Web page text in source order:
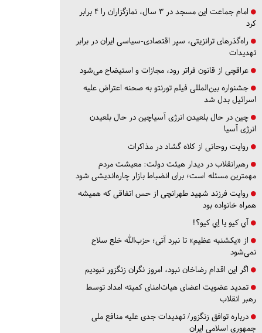
امام جماعت این مسجد در ۳ سال، نمازگزاران را ۴ برابر
کرد
راه‌گذرهای ترانزیتی، سپر اقتصادی-سیاسی ایران در برابر
تهدیدات
عراقچی از قانون فراتر رود، مجازات و استیضاح می‌شود
جشنواره بین‌المللی فیلم تورنتو به صحنه اعتراض علیه
اسرائیل بدل شد
چین در حال بلعیدن انرژی آسیاچین در حال بلعیدن
انرژی آسیا
روایت روحانی از کلاه گشاد در مذاکرات
رهبرانقلاب در دیدار هیئت دولت: معیشت مردم
مهمترین مسئله است؛ برای انضباط بازار چاره‌اندیشی شود
روایت فرزند شهید طهرانچی از حس اتفاقی که همیشه
همراه خانواده بود
آي كيو يا اِي كيو؟!
از «یکشنبه عظیم» تا نبرد آتی؛ حزب‌الله خلع سلاح
نمی‌شود
اگر این اقدام رضاخان نبود، امروز نگران زنگزور نبودیم
تمدید عضویت اعضای هیات‌امنای کمیته امداد توسط
رهبر انقلاب
درباره توافق زنگزور/ تهدیدات جدی علیه منافع ملی
جمهوری اسلامی ایران